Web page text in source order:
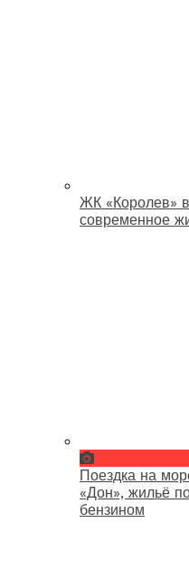
ЖК «Королев»
современное
Поездка на
«Дон», жильё
бензином